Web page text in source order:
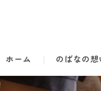
ホーム のばなの想